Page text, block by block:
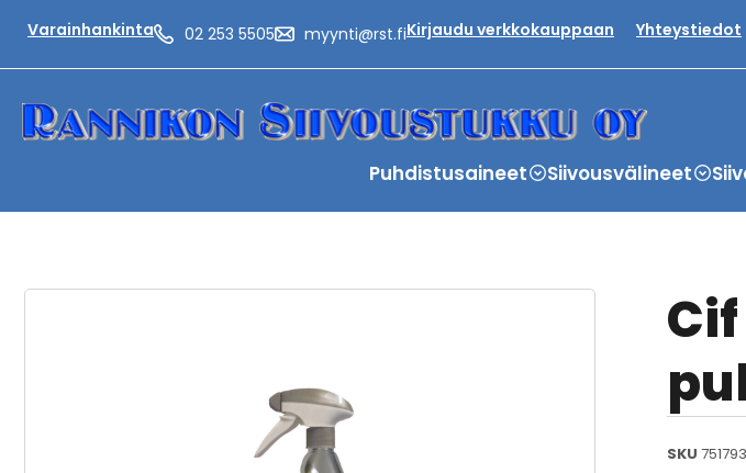
Varainhankinta 02 253 5505 myynti@rst.fiKirjaudu verkkokauppaan Yhteystiedot
Puhdistusaineet Siivousvälineet
SKU